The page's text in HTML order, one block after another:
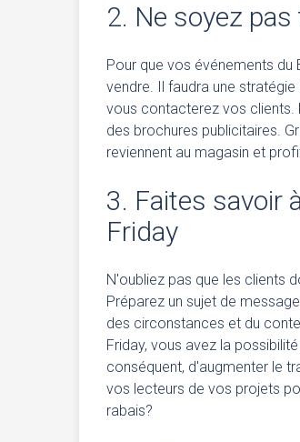
2. Ne soyez
Pour que vos événements
vendre. Il faudra une
vous contacterez vos clients.
des brochures publicitaires.
reviennent au magasin et
3. Faites savoir
Friday
N'oubliez pas que les clients
Préparez un sujet de
des circonstances et du
Friday, vous avez la
conséquent, d'augmenter le
vos lecteurs de vos projets
rabais?